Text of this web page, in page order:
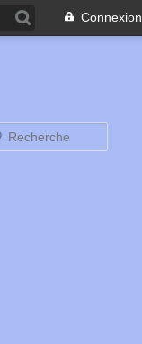
Connexion